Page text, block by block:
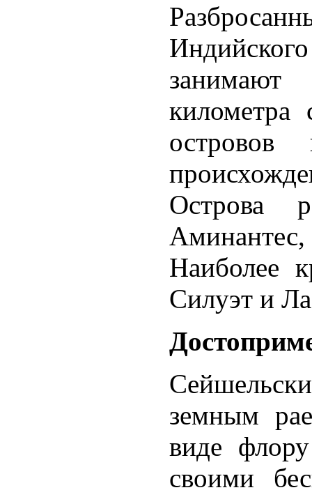
километра
островов
Острова
Наиболее
Силуэт и
земным
виде
своими